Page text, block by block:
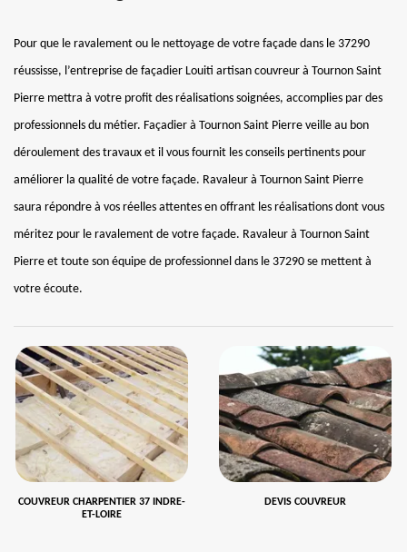
Pour que le ravalement ou le nettoyage de votre façade dans le 37290
réussisse, l’entreprise de façadier Louiti artisan couvreur à Tournon Saint
Pierre mettra à votre profit des réalisations soignées, accomplies par des
professionnels du métier. Façadier à Tournon Saint Pierre veille au bon
déroulement des travaux et il vous fournit les conseils pertinents pour
améliorer la qualité de votre façade. Ravaleur à Tournon Saint Pierre
saura répondre à vos réelles attentes en offrant les réalisations dont vous
méritez pour le ravalement de votre façade. Ravaleur à Tournon Saint
Pierre et toute son équipe de professionnel dans le 37290 se mettent à
votre écoute.
COUVREUR CHARPENTIER 37 INDRE-
ET-LOIRE
DEVIS COUVREUR